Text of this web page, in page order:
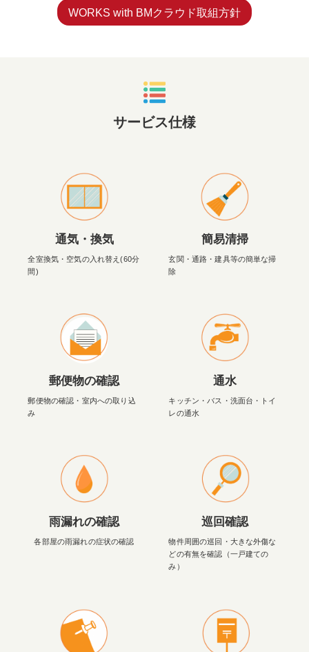
WORKS with BMクラウド取組方針
サービス仕様
通気・換気
全室換気・空気の入れ替え(60分
間)
簡易清掃
玄関・通路・建具等の簡単な掃
除
郵便物の確認
郵便物の確認・室内への取り込
み
通水
キッチン・バス・洗面台・トイ
レの通水
雨漏れの確認
各部屋の雨漏れの症状の確認
巡回確認
物件周囲の巡回・大きな外傷な
どの有無を確認（一戸建ての
み）